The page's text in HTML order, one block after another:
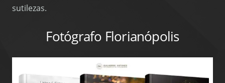
sutilezas.
Fotógrafo Florianópolis